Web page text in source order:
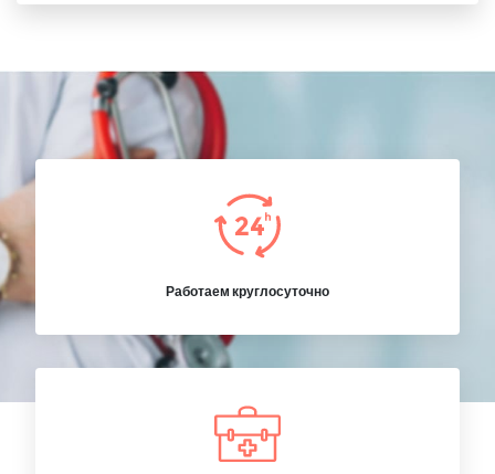
Работаем круглосуточно